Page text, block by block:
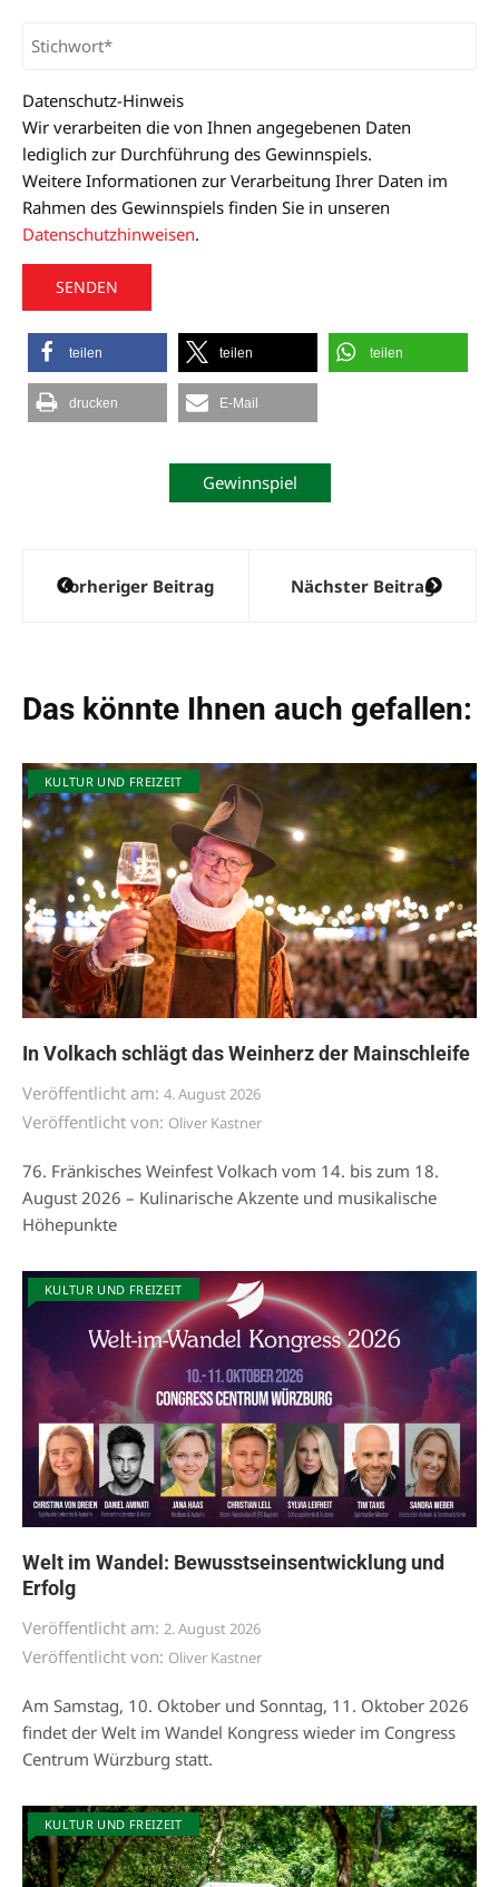
Datenschutz-Hinweis
Wir verarbeiten die von Ihnen angegebenen Daten
lediglich zur Durchführung des Gewinnspiels.
Weitere Informationen zur Verarbeitung Ihrer Daten im
Rahmen des Gewinnspiels finden Sie in unseren
Datenschutzhinweisen.
A
e
teilen teilen teilen
drucken E-Mail
Gewinnspiel
Beitragsnavigation
Vorheriger Beitrag Nächster Beitrag
Das könnte Ihnen auch gefallen:
KULTUR UND FREIZEIT
In Volkach schlägt das Weinherz der Mainschleife
Veröffentlicht am: 4. August 2026
Veröffentlicht von: Oliver Kastner
76. Fränkisches Weinfest Volkach vom 14. bis zum 18.
August 2026 – Kulinarische Akzente und musikalische
Höhepunkte
KULTUR UND FREIZEIT
Welt im Wandel: Bewusstseinsentwicklung und
Erfolg
Veröffentlicht am: 2. August 2026
Veröffentlicht von: Oliver Kastner
Am Samstag, 10. Oktober und Sonntag, 11. Oktober 2026
findet der Welt im Wandel Kongress wieder im Congress
Centrum Würzburg statt.
KULTUR UND FREIZEIT